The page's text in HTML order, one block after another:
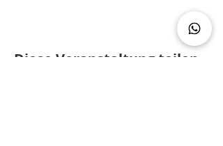
Diese Veranstaltung teilen